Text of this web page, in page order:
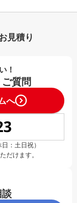
見積り
！
質問
へ
：土日祝）
だけます。
談